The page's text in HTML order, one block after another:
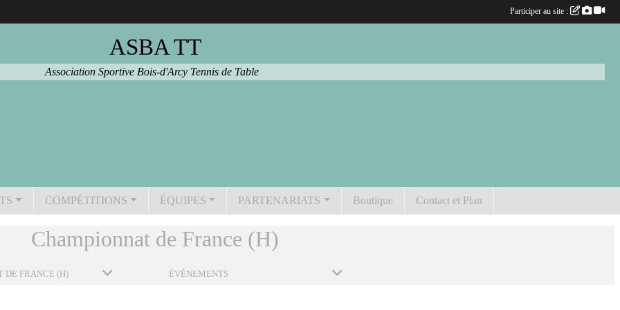
ASBA TT
Association Sportive Bois-d'Arcy Tennis de Table
COMPÉTITIONS ÉQUIPES PARTENARIATS Boutique Contact et Plan
Championnat de France (H)
DE FRANCE (H) ÉVÈNEMENTS
Participer au site :